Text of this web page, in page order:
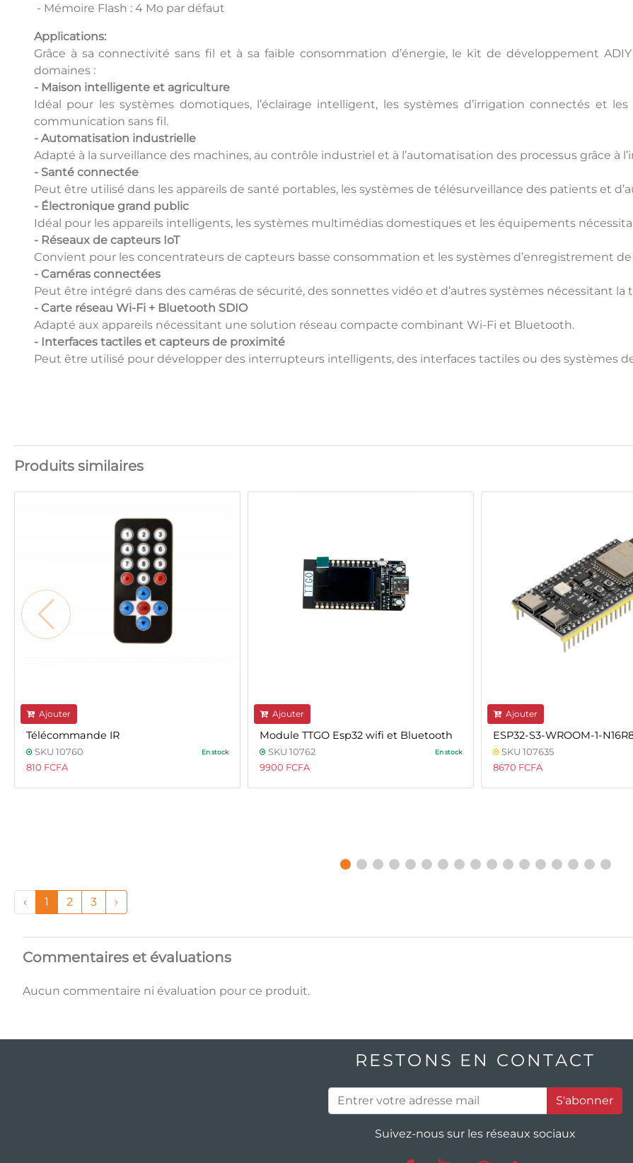
- Mémoire Flash : 4 Mo par défaut
Applications:
Grâce à sa connectivité sans fil et à sa faible consommation d’énergie, le kit de développement
domaines :
- Maison intelligente et agriculture
Idéal pour les systèmes domotiques, l’éclairage intelligent, les systèmes d’irrigation connectés et
communication sans fil.
- Automatisation industrielle
Adapté à la surveillance des machines, au contrôle industriel et à l’automatisation des processus grâce à
- Santé connectée
Peut être utilisé dans les appareils de santé portables, les systèmes de télésurveillance des patients et
- Électronique grand public
Idéal pour les appareils intelligents, les systèmes multimédias domestiques et les équipements
- Réseaux de capteurs IoT
Convient pour les concentrateurs de capteurs basse consommation et les systèmes d’enregistrement
- Caméras connectées
Peut être intégré dans des caméras de sécurité, des sonnettes vidéo et d’autres systèmes nécessitant la
- Carte réseau Wi-Fi + Bluetooth SDIO
Adapté aux appareils nécessitant une solution réseau compacte combinant Wi-Fi et Bluetooth.
- Interfaces tactiles et capteurs de proximité
Peut être utilisé pour développer des interrupteurs intelligents, des interfaces tactiles ou des systèmes
Produits similaires
Ajouter
Télécommande IR
SKU 10760 En stock
810 FCFA
Ajouter
Module TTGO Esp32 wifi et Bluetooth
SKU 10762 En stock
9900 FCFA
Ajouter
ESP32-S3-WROOM-1-
SKU 107635
8670 FCFA
‹ 1 2 3 ›
Commentaires et évaluations
Aucun commentaire ni évaluation pour ce produit.
RESTONS EN CONTACT
S'abonner
Suivez-nous sur les réseaux sociaux